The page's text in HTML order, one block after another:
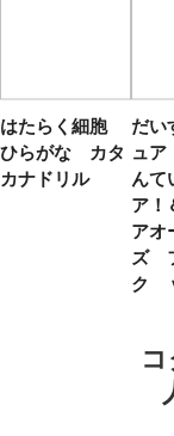
はたらく細胞
ひらがな カタ
カナドリル
だい
ュ
んて
ア！
アオ
ズ
ク